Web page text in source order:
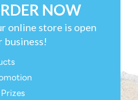
NOW
online store is open
business!